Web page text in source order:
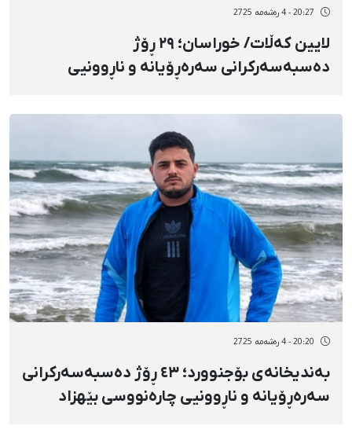
20:27 - 4 رەشەمه 2725
لایین کەڵات/ خوراسان؛ ٢٩ ڕۆژ
دەسبەسەرکرانی سەرەڕۆیانە و ناڕوونیی
نادرپوور، سدیق پەریزاد و ئەمیر ڕۆشندڵ
20:20 - 4 رەشەمه 2725
بەندیخانەی بۆجنوورد؛ ٤٣ ڕۆژ دەسبەسەرکرانی
سەرەڕۆیانە و ناڕوونیی چارەنووسی بێهزاد